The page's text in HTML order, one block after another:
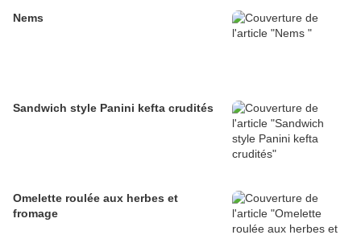
Nems
Sandwich style Panini kefta crudités
Omelette roulée aux herbes et
fromage